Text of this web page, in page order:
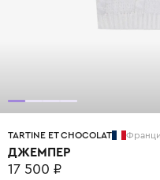
TARTINE ET CHOCOLAT
ДЖЕМПЕР
17 500 ₽